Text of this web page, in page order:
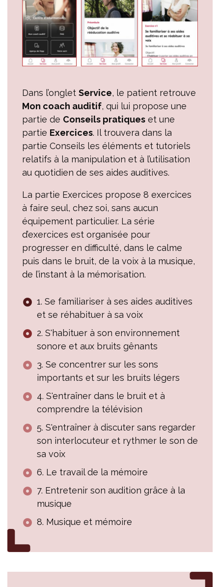
Dans l’onglet Service, le patient retrouve
Mon coach auditif, qui lui propose une
partie de Conseils pratiques et une
partie Exercices. Il trouvera dans la
partie Conseils les éléments et tutoriels
relatifs à la manipulation et à l’utilisation
au quotidien de ses aides auditives.
La partie Exercices propose 8 exercices
à faire seul, chez soi, sans aucun
équipement particulier. La série
d’exercices est organisée pour
progresser en difficulté, dans le calme
puis dans le bruit, de la voix à la musique,
de l’instant à la mémorisation.
1. Se familiariser à ses aides auditives
et se réhabituer à sa voix
2. S'habituer à son environnement
sonore et aux bruits gênants
3. Se concentrer sur les sons
importants et sur les bruits légers
4. S'entraîner dans le bruit et à
comprendre la télévision
5. S'entraîner à discuter sans regarder
son interlocuteur et rythmer le son de
sa voix
6. Le travail de la mémoire
7. Entretenir son audition grâce à la
musique
8. Musique et mémoire